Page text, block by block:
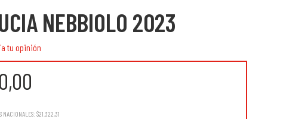
NEBBIOLO 2023
tu opinión
NACIONALES: $21.322,31